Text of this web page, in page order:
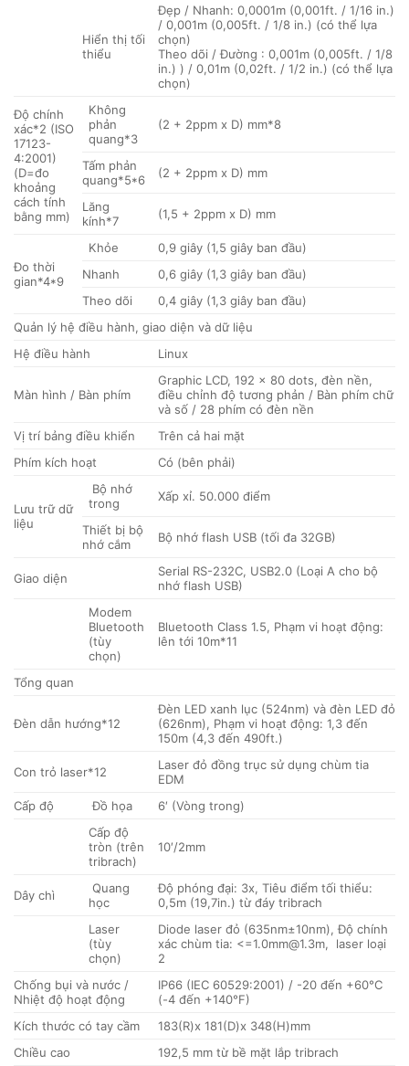
Hiển thị tối
thiểu
Đẹp / Nhanh: 0,0001m (0,001ft. / 1/16 in.)
/ 0,001m (0,005ft. / 1/8 in.) (có thể lựa
chọn)
Theo dõi / Đường : 0,001m (0,005ft. / 1/8
in.) ) / 0,01m (0,02ft. / 1/2 in.) (có thể lựa
chọn)
Độ chính
xác*2 (ISO
17123-
4:2001)
(D=đo
khoảng
cách tính
bằng mm)
Không
phản
quang*3
(2 + 2ppm x D) mm*8
Tấm phản
quang*5*6
(2 + 2ppm x D) mm
Lăng
kính*7
(1,5 + 2ppm x D) mm
Đo thời
gian*4*9
Khỏe
0,9 giây (1,5 giây ban đầu)
Nhanh
0,6 giây (1,3 giây ban đầu)
Theo dõi
0,4 giây (1,3 giây ban đầu)
Quản lý hệ điều hành, giao diện và dữ liệu
Hệ điều hành
Linux
Màn hình / Bàn phím
Graphic LCD, 192 x 80 dots, đèn nền,
điều chỉnh độ tương phản / Bàn phím chữ
và số / 28 phím có đèn nền
Vị trí bảng điều khiển
Trên cả hai mặt
Phím kích hoạt
Có (bên phải)
Lưu trữ dữ
liệu
Bộ nhớ
trong
Xấp xỉ. 50.000 điểm
Thiết bị bộ
nhớ cắm
Bộ nhớ flash USB (tối đa 32GB)
Giao diện
Serial RS-232C, USB2.0 (Loại A cho bộ
nhớ flash USB)
Modem
Bluetooth
(tùy
chọn)
Bluetooth Class 1.5, Phạm vi hoạt động:
lên tới 10m*11
Tổng quan
Đèn dẫn hướng*12
Đèn LED xanh lục (524nm) và đèn LED đỏ
(626nm), Phạm vi hoạt động: 1,3 đến
150m (4,3 đến 490ft.)
Con trỏ laser*12
Laser đỏ đồng trục sử dụng chùm tia
EDM
Cấp độ
Đồ họa
6′ (Vòng trong)
Cấp độ
tròn (trên
tribrach)
10′/2mm
Dây chì
Quang
học
Độ phóng đại: 3x, Tiêu điểm tối thiểu:
0,5m (19,7in.) từ đáy tribrach
Laser
(tùy
chọn)
Diode laser đỏ (635nm±10nm), Độ chính
xác chùm tia: <=1.0mm@1.3m, laser loại
2
Chống bụi và nước /
Nhiệt độ hoạt động
IP66 (IEC 60529:2001) / -20 đến +60°C
(-4 đến +140°F)
Kích thước có tay cầm
183(R)x 181(D)x 348(H)mm
Chiều cao
192,5 mm từ bề mặt lắp tribrach